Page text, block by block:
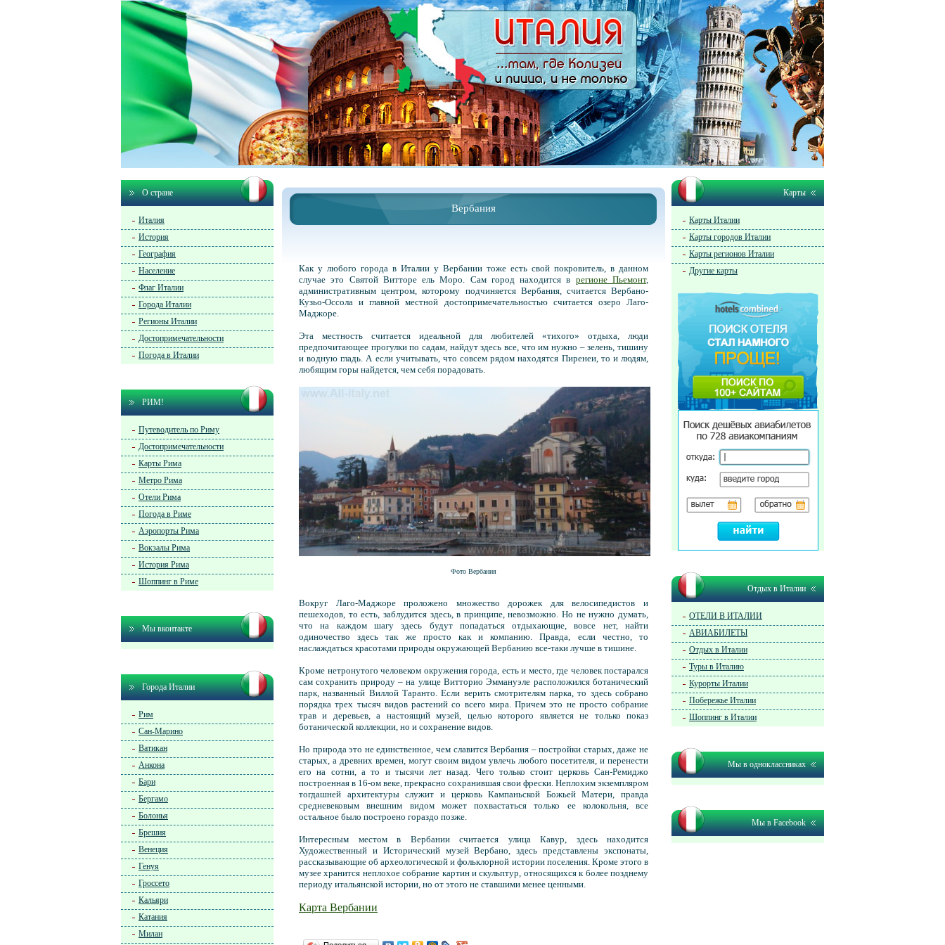
Вербания
Как у любого города в Италии у Вербании тоже есть свой покровитель, в данном
случае это Святой Витторе ель Моро. Сам город находится в регионе Пьемонт,
административным центром, которому подчиняется Вербания, считается Вербано-
Кузьо-Оссола и главной местной достопримечательностью считается озеро Лаго-
Маджоре.
Эта местность считается идеальной для любителей «тихого» отдыха, люди
предпочитающее прогулки по садам, найдут здесь все, что им нужно – зелень, тишину
и водную гладь. А если учитывать, что совсем рядом находятся Пиренеи, то и людям,
любящим горы найдется, чем себя порадовать.
Фото Вербания
Вокруг Лаго-Маджоре проложено множество дорожек для велосипедистов и
пешеходов, то есть, заблудится здесь, в принципе, невозможно. Но не нужно думать,
что на каждом шагу здесь будут попадаться отдыхающие, вовсе нет, найти
одиночество здесь так же просто как и компанию. Правда, если честно, то
наслаждаться красотами природы окружающей Вербанию все-таки лучше в тишине.
Кроме нетронутого человеком окружения города, есть и место, где человек постарался
сам сохранить природу – на улице Витторио Эммануэле расположился ботанический
парк, названный Виллой Таранто. Если верить смотрителям парка, то здесь собрано
порядка трех тысяч видов растений со всего мира. Причем это не просто собрание
трав и деревьев, а настоящий музей, целью которого является не только показ
ботанической коллекции, но и сохранение видов.
Но природа это не единственное, чем славится Вербания – постройки старых, даже не
старых, а древних времен, могут своим видом увлечь любого посетителя, и перенести
его на сотни, а то и тысячи лет назад. Чего только стоит церковь Сан-Ремиджо
построенная в 16-ом веке, прекрасно сохранившая свои фрески. Неплохим экземпляром
тогдашней архитектуры служит и церковь Кампаньской Божьей Матери, правда
средневековым внешним видом может похвастаться только ее колокольня, все
остальное было построено гораздо позже.
Интересным местом в Вербании считается улица Кавур, здесь находится
Художественный и Исторический музей Вербано, здесь представлены экспонаты,
рассказывающие об археологической и фольклорной истории поселения. Кроме этого в
музее хранится неплохое собрание картин и скульптур, относящихся к более позднему
периоду итальянской истории, но от этого не ставшими менее ценными.
Карта Вербании
О стране
Италия
История
География
Население
Флаг Италии
Города Италии
Регионы Италии
Достопримечательности
Погода в Италии
РИМ!
Путеводитель по Риму
Достопримечательности
Карты Рима
Метро Рима
Отели Рима
Погода в Риме
Аэропорты Рима
Вокзалы Рима
История Рима
Шоппинг в Риме
Мы вконтакте
Города Италии
Рим
Сан-Марино
Ватикан
Анкона
Бари
Бергамо
Болонья
Брешия
Венеция
Генуя
Гроссето
Кальяри
Катания
Милан
Карты
Карты Италии
Карты городов Италии
Карты регионов Италии
Другие карты
Отдых в Италии
ОТЕЛИ В ИТАЛИИ
АВИАБИЛЕТЫ
Отдых в Италии
Туры в Италию
Курорты Италии
Побережье Италии
Шоппинг в Италии
Мы в одноклассниках
Мы в Facebook